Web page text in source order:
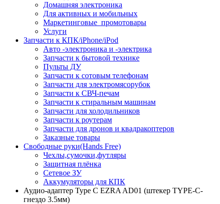
Домашняя электроника
Для активных и мобильных
Маркетинговые_промотовары
Услуги
Запчасти к КПК/iPhone/iPod
Авто -электроника и -электрика
Запчасти к бытовой технике
Пульты ДУ
Запчасти к сотовым телефонам
Запчасти для электромясорубок
Запчасти к СВЧ-печам
Запчасти к стиральным машинам
Запчасти для холодильников
Запчасти к роутерам
Запчасти для дронов и квадракоптеров
Заказные товары
Свободные руки(Hands Free)
Чехлы,сумочки,футляры
Защитная плёнка
Сетевое ЗУ
Аккумуляторы для КПК
Аудио-адаптер Type C EZRA AD01 (штекер TYPE-C-
гнездо 3.5мм)